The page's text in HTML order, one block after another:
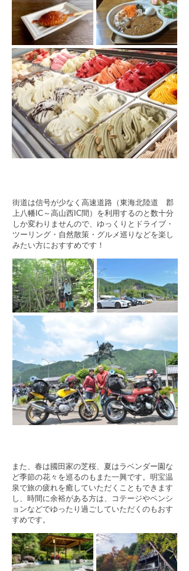
街道は信号が少なく高速道路（東海北陸道 郡
上八幡IC～高山西IC間）を利用するのと数十分
しか変わりませんので、ゆっくりとドライブ・
ツーリング・自然散策・グルメ巡りなどを楽し
みたい方におすすめです！
また、春は國田家の芝桜、夏はラベンダー園な
ど季節の花々を巡るのもまた一興です。明宝温
泉で旅の疲れを癒していただくこともできます
し、時間に余裕がある方は、コテージやペンシ
ョンなどでゆったり過ごしていただくのもおす
すめです。